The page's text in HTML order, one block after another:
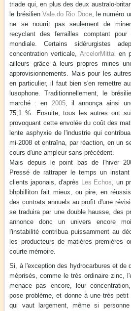
triade qui, en plus des deux australo-
le brésilien Vale do Rio Doce, le numéro
ne se nourrit pas seulement de
recyclant des ferrailles comptant
mondiale. Certains sidérurgistes
concentration verticale, ArcelorMittal en
ailleurs grâce à leurs propres mines
approvisionnements. Mais pour les
en particulier, il faut bien s'en remettre
lusophone. Traditionnellement, le
marché : en 2005, il annonça ainsi
75,1 %. Ensuite, tous les autres ont
provoquant cette envolée du coût des
lente asphyxie de l'industrie qui
mi-2008 et entraîna, par réaction, en un
cours d'une ampleur sans précédent.
Mais depuis le point bas de l'hiver
Pressé de rattraper le temps un
clients japonais, d'après Les Echos, un
bhpbilliton fait mieux, ou pire, en
des contrats annuels au profit d'une
se traduira par une double hausse, des
annonce donc un univers encore
l'instabilité contribua puissamment au
les producteurs de matières premières
courte mémoire.
Si, à l'exception des hydrocarbures et de
méprisés, comme le très ordinaire zinc,
menace pas encore, leur
pose problème, et donne à une très petit
qui vaut largement, même si